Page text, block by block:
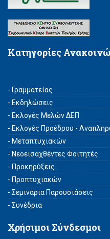
Κατηγορίες
- Γραμματείας
- Εκδηλώσεις
- Εκλογές Μελών ΔΕΠ
- Εκλογές Προέδρου -
- Μεταπτυχιακών
- Νεοεισαχθέντες Φοιτητές
- Προκηρύξεις
- Προπτυχιακών
- Σεμινάρια Παρουσιάσεις
- Συνέδρια
Χρήσιμοι Σύνδεσμοι